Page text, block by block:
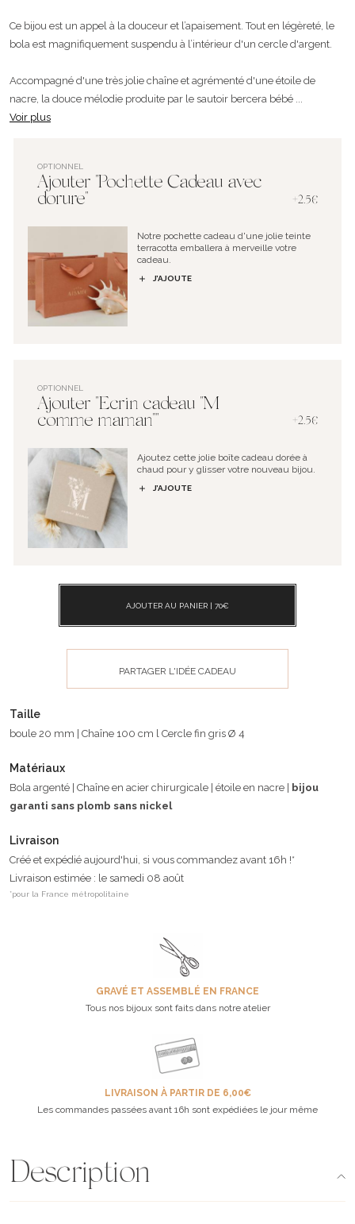
Ce bijou est un appel à la douceur et l’apaisement. Tout en légèreté, le
bola est magnifiquement suspendu à l’intérieur d'un cercle d'argent.
Accompagné d'une très jolie chaîne et agrémenté d'une étoile de
nacre, la douce mélodie produite par le sautoir bercera bébé ...
Voir plus
OPTIONNEL
Ajouter "Pochette Cadeau avec
dorure"
+2.5€
Notre pochette cadeau d'une jolie teinte
terracotta emballera à merveille votre
cadeau.
J’AJOUTE
OPTIONNEL
Ajouter "Ecrin cadeau "M
comme maman""
+2.5€
Ajoutez cette jolie boîte cadeau dorée à
chaud pour y glisser votre nouveau bijou.
J’AJOUTE
AJOUTER AU PANIER | 70€
PARTAGER L'IDÉE CADEAU
Taille
boule 20 mm | Chaîne 100 cm l Cercle fin gris Ø 4
Matériaux
Bola argenté | Chaîne en acier chirurgicale | étoile en nacre |
bijou
garanti sans plomb sans nickel
Livraison
Créé et expédié aujourd'hui, si vous commandez avant 16h !*
Livraison estimée : le samedi 08 août
*pour la France métropolitaine
GRAVÉ ET ASSEMBLÉ EN FRANCE
Tous nos bijoux sont faits dans notre atelier
LIVRAISON À PARTIR DE 6,00€
Les commandes passées avant 16h sont expédiées le jour même
Description